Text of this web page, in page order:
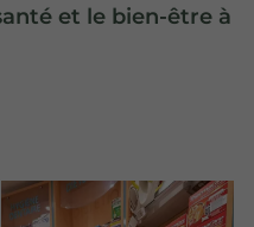
et le bien-être à